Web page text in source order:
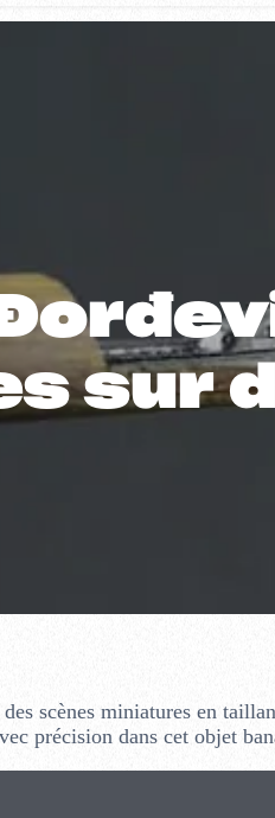
sur
scènes miniatures en
précision dans cet objet